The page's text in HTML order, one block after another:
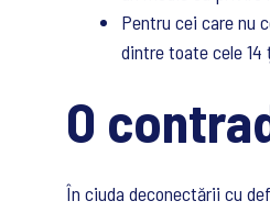
Pentru cei care nu
dintre toate cele 14
O
În ciuda deconectării cu